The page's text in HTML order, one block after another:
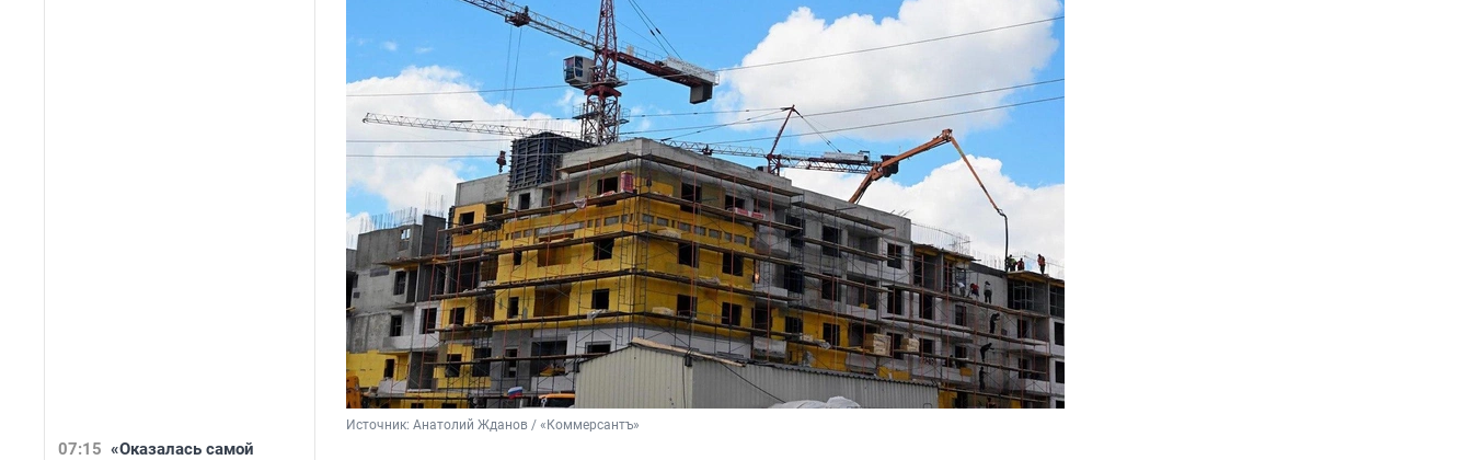
07:15 «Оказалась самой
Источник: Анатолий Жданов / «Коммерсантъ»